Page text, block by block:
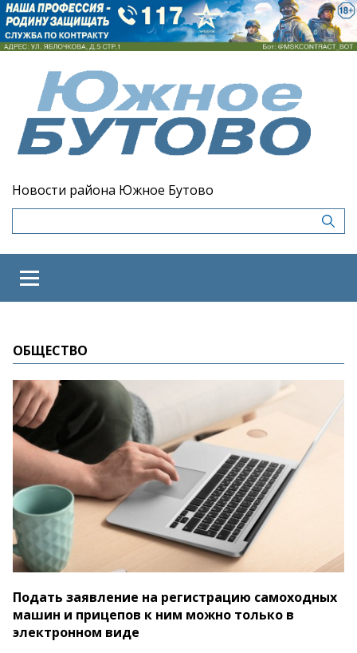
Новости района Южное Бутово
ОБЩЕСТВО
Подать заявление на регистрацию самоходных
машин и прицепов к ним можно только в
электронном виде